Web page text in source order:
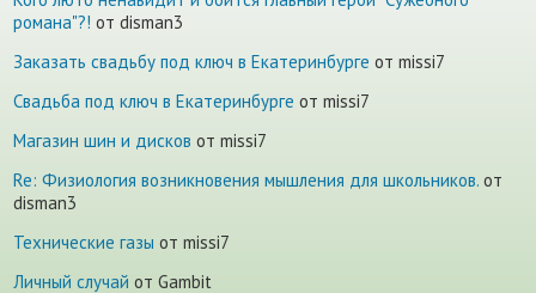
романа"?! от disman3
Заказать свадьбу под ключ в Екатеринбурге от missi7
Cвадьба под ключ в Екатеринбурге от missi7
Магазин шин и дисков от missi7
Re: Физиология возникновения мышления для школьников. от
disman3
Технические газы от missi7
Личный случай от Gambit